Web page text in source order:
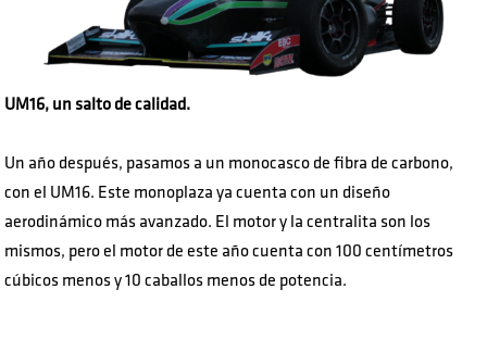
UM16, un salto de calidad.
Un año después, pasamos a un monocasco de fibra de carbono,
con el UM16. Este monoplaza ya cuenta con un diseño
aerodinámico más avanzado. El motor y la centralita son los
mismos, pero el motor de este año cuenta con 100 centímetros
cúbicos menos y 10 caballos menos de potencia.